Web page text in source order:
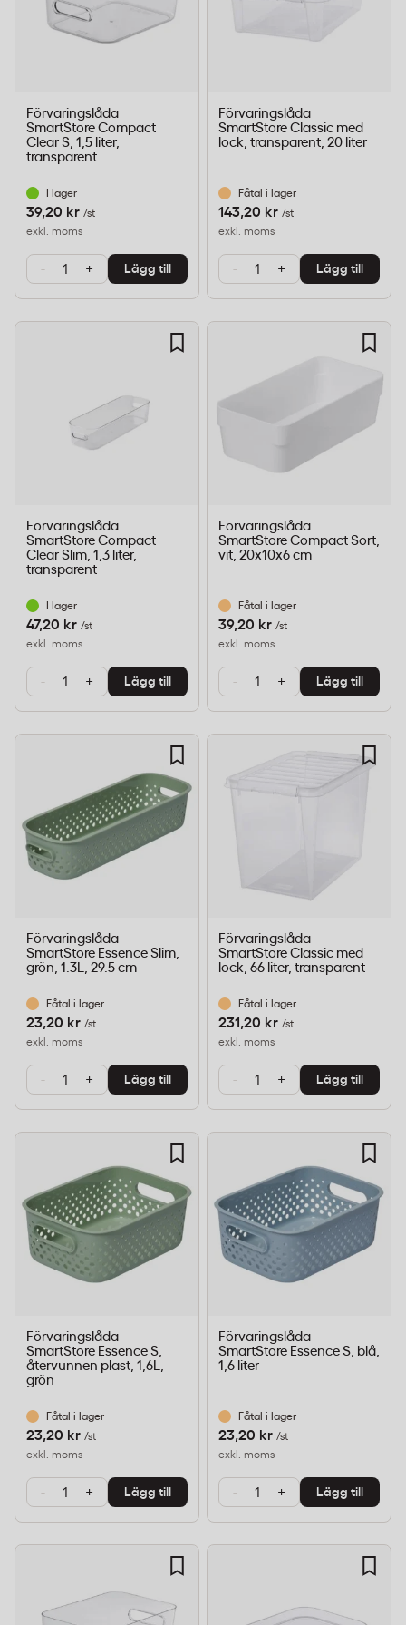
Förvaringslåda
SmartStore Compact
Clear S, 1,5 liter,
transparent
I lager
39,20 kr /st
exkl. moms
- + Lägg till
Förvaringslåda
SmartStore Classic med
lock, transparent, 20 liter
Fåtal i lager
143,20 kr /st
exkl. moms
- + Lägg till
Förvaringslåda
SmartStore Compact
Clear Slim, 1,3 liter,
transparent
I lager
47,20 kr /st
exkl. moms
- + Lägg till
Förvaringslåda
SmartStore Compact Sort,
vit, 20x10x6 cm
Fåtal i lager
39,20 kr /st
exkl. moms
- + Lägg till
Förvaringslåda
SmartStore Essence Slim,
grön, 1.3L, 29.5 cm
Fåtal i lager
23,20 kr /st
exkl. moms
- + Lägg till
Förvaringslåda
SmartStore Classic med
lock, 66 liter, transparent
Fåtal i lager
231,20 kr /st
exkl. moms
- + Lägg till
Förvaringslåda
SmartStore Essence S,
återvunnen plast, 1,6L,
grön
Fåtal i lager
23,20 kr /st
exkl. moms
- + Lägg till
Förvaringslåda
SmartStore Essence S, blå,
1,6 liter
Fåtal i lager
23,20 kr /st
exkl. moms
- + Lägg till